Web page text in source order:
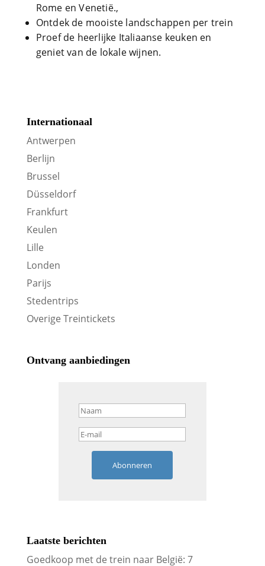
Rome en Venetië.,
Ontdek de mooiste landschappen per trein
Proef de heerlijke Italiaanse keuken en
geniet van de lokale wijnen.
Internationaal
Antwerpen
Berlijn
Brussel
Düsseldorf
Frankfurt
Keulen
Lille
Londen
Parijs
Stedentrips
Overige Treintickets
Ontvang aanbiedingen
Abonneren
Laatste berichten
Goedkoop met de trein naar België: 7